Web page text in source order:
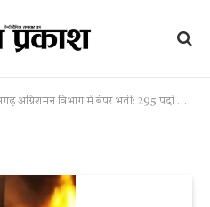
विभाग में बंपर भर्ती: 295 पदों पर निकली वैकेंसी, जानें आवेदन की प्रक्रिया